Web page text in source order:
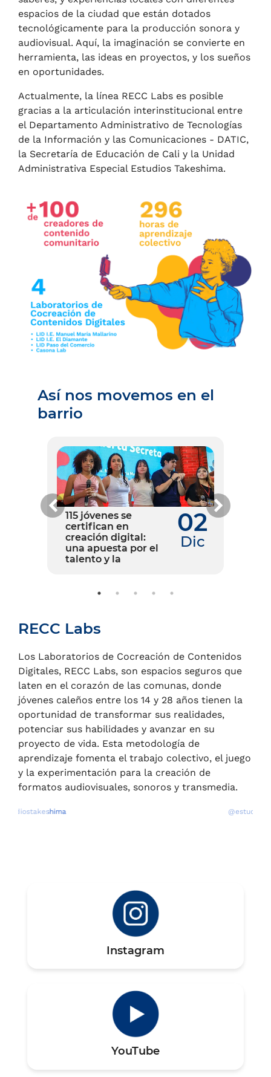
espacios de la ciudad que están dotados
tecnológicamente para la producción sonora y
audiovisual. Aquí, la imaginación se convierte en
herramienta, las ideas en proyectos, y los sueños
en oportunidades.
Actualmente, la línea RECC Labs es posible
gracias a la articulación interinstitucional entre
el Departamento Administrativo de Tecnologías
de la Información y las Comunicaciones - DATIC,
la Secretaría de Educación de Cali y la Unidad
Administrativa Especial Estudios Takeshima.
Así nos movemos en el
barrio
Anterior
115 jóvenes se
certifican en
creación digital:
una apuesta por el
talento y la
02
Dic
RECC Labs
Los Laboratorios de Cocreación de Contenidos
Digitales, RECC Labs, son espacios seguros que
laten en el corazón de las comunas, donde
jóvenes caleños entre los 14 y 28 años tienen la
oportunidad de transformar sus realidades,
potenciar sus habilidades y avanzar en su
proyecto de vida. Esta metodología de
aprendizaje fomenta el trabajo colectivo, el juego
y la experimentación para la creación de
formatos audiovisuales, sonoros y transmedia.
Instagram
YouTube